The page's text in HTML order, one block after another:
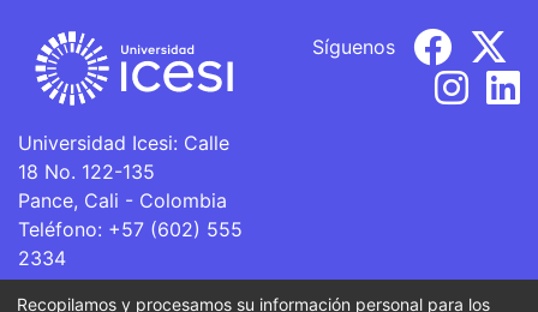
Universidad Icesi: Calle
18 No. 122-135
Pance, Cali - Colombia
Teléfono: +57 (602) 555
2334
ventanillaunica@icesi.edu.co
Síguenos
Recopilamos y procesamos su información personal para los